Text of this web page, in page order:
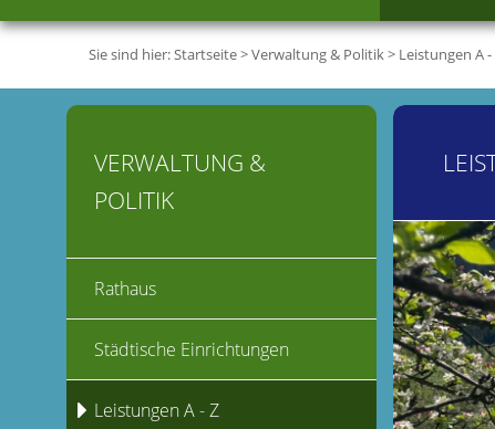
Sie sind hier:Startseite>Verwaltung & Politik> Leistungen A -
VERWALTUNG &
POLITIK
Rathaus
Städtische Einrichtungen
Leistungen A - Z